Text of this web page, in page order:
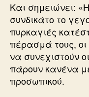
Και σημειώνει:
συνδικάτο το
πυρκαγιές
πέρασμά τους, οι
να συνεχιστούν
πάρουν κανένα
προσωπικού.